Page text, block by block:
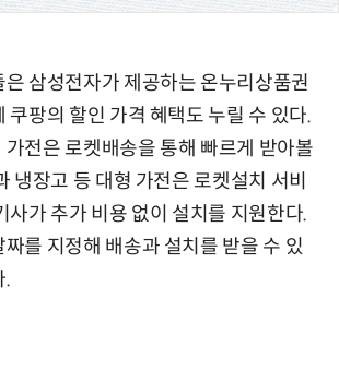
삼성전자가 제공하는 온누리상품권
쿠팡의 할인 가격 혜택도 누릴 수 있다.
전은 로켓배송을 통해 빠르게 받아볼
냉장고 등 대형 가전은 로켓설치 서비
사가 추가 비용 없이 설치를 지원한다.
를 지정해 배송과 설치를 받을 수 있
.